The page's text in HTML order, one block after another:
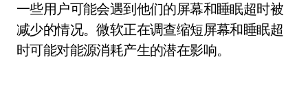
一些用户可能会遇到他们的屏幕和睡眠超时被
减少的情况。微软正在调查缩短屏幕和睡眠超
时可能对能源消耗产生的潜在影响。